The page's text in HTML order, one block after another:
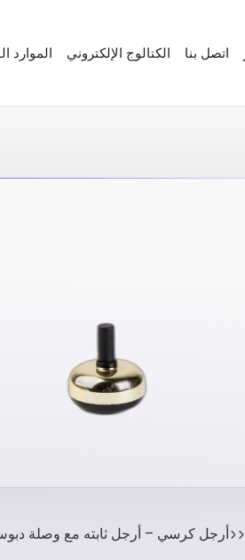
اتصل بنا الكتالوج الإلكتروني الموارد
أرجل كرسي – أرجل ثابته مع وصلة